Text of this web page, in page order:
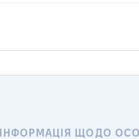
ІНФОРМАЦІЯ ЩОДО